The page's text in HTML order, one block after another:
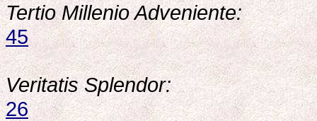
Tertio Millenio Adveniente:
45
Veritatis Splendor:
26